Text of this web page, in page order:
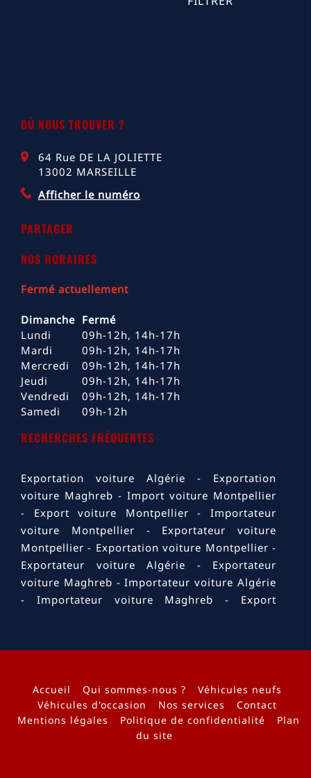
OÙ NOUS TROUVER ?
64 Rue DE LA JOLIETTE
13002 MARSEILLE
Afficher le numéro
PARTAGER
NOS HORAIRES
Fermé actuellement
Dimanche Fermé
Lundi
09h-12h, 14h-17h
Mardi
09h-12h, 14h-17h
Mercredi
09h-12h, 14h-17h
Jeudi
09h-12h, 14h-17h
Vendredi
09h-12h, 14h-17h
Samedi
09h-12h
RECHERCHES FRÉQUENTES
Exportation voiture Algérie
Exportation
voiture Maghreb
Import voiture Montpellier
Export voiture Montpellier
Importateur
voiture Montpellier
Exportateur voiture
Montpellier
Exportation voiture Montpellier
Exportateur voiture Algérie
Exportateur
voiture Maghreb
Importateur voiture Algérie
Importateur voiture Maghreb
Export
Algérie
Import voiture Bouches-du-Rhône
Importateur voiture Bouches-du-Rhône
Exportateur voiture Bouches-du-Rhône
Exportation voiture Bouches-du-Rhône
Exportation voiture Marseille
Accueil Qui sommes-nous ?
Véhicules neufs
Véhicules d'occasion
Nos services
Contact
Mentions légales
Politique de confidentialité
Plan
du site